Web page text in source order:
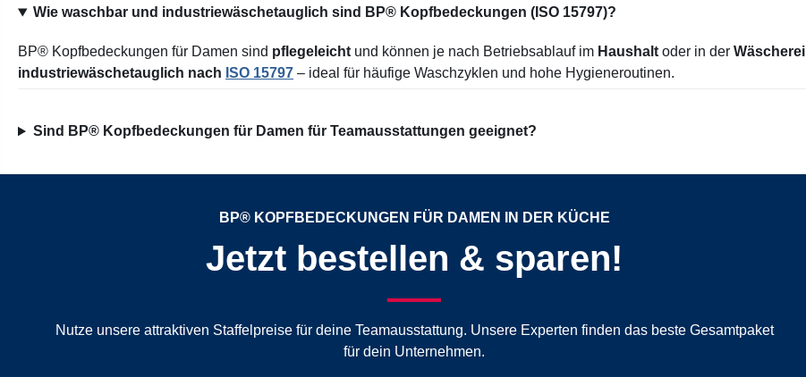
Wie waschbar und industriewäschetauglich sind BP® Kopfbedeckungen (ISO 15797)?
BP® Kopfbedeckungen für Damen sind pflegeleicht und können je nach Betriebsablauf im Haushalt oder in der Wäscherei
industriewäschetauglich nach ISO 15797 – ideal für häufige Waschzyklen und hohe Hygieneroutinen.
Sind BP® Kopfbedeckungen für Damen für Teamausstattungen geeignet?
BP® KOPFBEDECKUNGEN FÜR DAMEN IN DER KÜCHE
Jetzt bestellen & sparen!
Nutze unsere attraktiven Staffelpreise für deine Teamausstattung. Unsere Experten finden das beste Gesamtpaket
für dein Unternehmen.